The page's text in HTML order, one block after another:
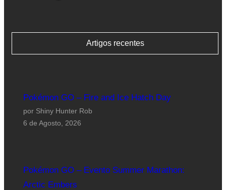
Artigos recentes
Pokémon GO – Fire and Ice Hatch Day
por Shiny Hunter Rob
6 de Agosto, 2026
Pokémon GO – Evento Summer Marathon:
Arctic Embers